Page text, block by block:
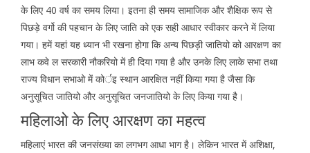
के लिए 40 वर्ष का समय लिया। इतना ही समय सामाजिक और शैक्षिक रूप से
पिछड़े वर्गो की पहचान के लिए जाति को एक सही आधार स्वीकार करने में लिया
गया। हमें यहां यह ध्यान भी रखना होगा कि अन्य पिछड़ी जातियो को आरक्षण का
लाभ कवे ल सरकारी नौकरियो में ही दिया गया है और उनके लिए लाके सभा तथा
राज्य विधान सभाओ में कोर्इ स्थान आरक्षित नहीं किया गया है जैसा कि
अनुसूचित जातियो और अनुसूचित जनजातियो के लिए किया गया है।
महिलाओ के लिए आरक्षण का महत्व
महिलाएं भारत की जनसंख्या का लगभग आधा भाग है। लेकिन भारत में अशिक्षा,